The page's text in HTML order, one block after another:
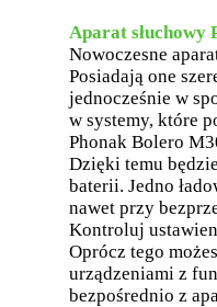
Aparat słuchowy
Nowoczesne
Posiadają one
jednocześnie w
w systemy, które
Phonak Bolero
Dzięki temu
baterii. Jedno
nawet przy
Kontroluj
Oprócz tego
urządzeniami z
bezpośrednio z